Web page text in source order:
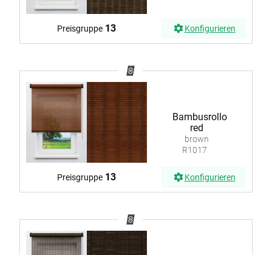
Preisgruppe 13 Konfigurieren
Bambusrollo
red
brown
R1017
Preisgruppe 13 Konfigurieren